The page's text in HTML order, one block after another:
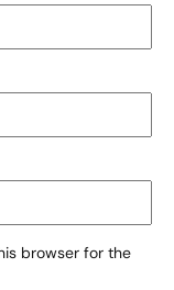
browser for the